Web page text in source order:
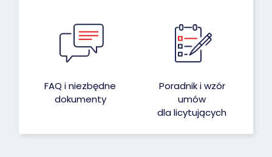
FAQ i niezbędne
dokumenty
Poradnik i wzór
umów
dla licytujących